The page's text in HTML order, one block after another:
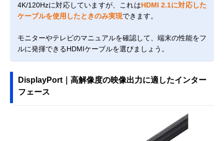
4K/120Hzに対応していますが、これはHDMI 2.1に対応した
ケーブルを使用したときのみ実現できます。
モニターやテレビのマニュアルを確認して、端末の性能をフ
ルに発揮できるHDMIケーブルを選びましょう。
DisplayPort｜高解像度の映像出力に適したインター
フェース